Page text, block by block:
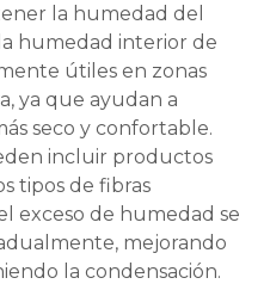
la humedad del
humedad interior de
útiles en zonas
ya que ayudan a
seco y confortable.
incluir productos
tipos de fibras
exceso de humedad se
mejorando
la condensación.